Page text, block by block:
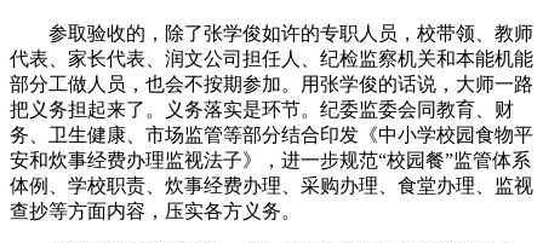
参取验收的，除了张学俊如许的专职人员，校带领、教师
代表、家长代表、润文公司担任人、纪检监察机关和本能机能
部分工做人员，也会不按期参加。用张学俊的话说，大师一路
把义务担起来了。义务落实是环节。纪委监委会同教育、财
务、卫生健康、市场监管等部分结合印发《中小学校园食物平
安和炊事经费办理监视法子》，进一步规范“校园餐”监管体系
体例、学校职责、炊事经费办理、采购办理、食堂办理、监视
查抄等方面内容，压实各方义务。